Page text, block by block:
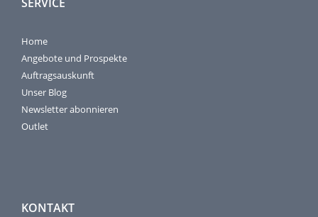
Home
Angebote und Prospekte
Auftragsauskunft
Unser Blog
Newsletter abonnieren
Outlet
KONTAKT